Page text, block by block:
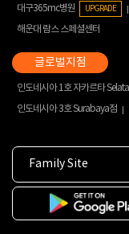
대구365mc병원 UPGRADE
해운대 람스 스페셜센터
인도네시아 1호 자카르타
인도네시아 3호 Surabaya점
Family Site